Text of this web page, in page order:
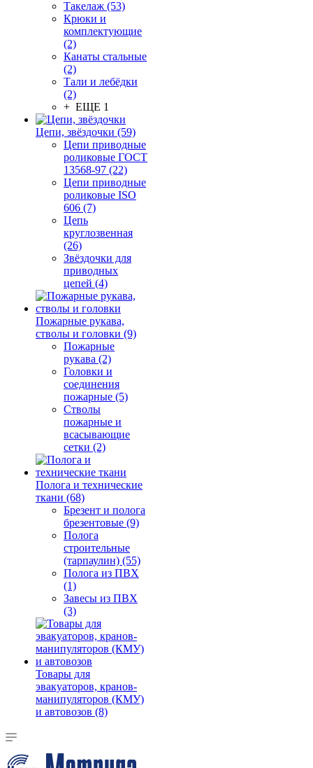
Такелаж (53)
Крюки и
комплектующие
(2)
Канаты стальные
(2)
Тали и лебёдки
(2)
+ ЕЩЕ 1
Цепи, звёздочки (59)
Цепи приводные
роликовые ГОСТ
13568-97 (22)
Цепи приводные
роликовые ISO
606 (7)
Цепь
круглозвенная
(26)
Звёздочки для
приводных
цепей (4)
Пожарные рукава,
стволы и головки (9)
Пожарные
рукава (2)
Головки и
соединения
пожарные (5)
Стволы
пожарные и
всасывающие
сетки (2)
Полога и технические
ткани (68)
Брезент и полога
брезентовые (9)
Полога
строительные
(тарпаулин) (55)
Полога из ПВХ
(1)
Завесы из ПВХ
(3)
Товары для
эвакуаторов, кранов-
манипуляторов (КМУ)
и автовозов (8)